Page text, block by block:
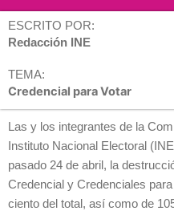
ESCRITO POR:
Redacción INE
TEMA:
Credencial para Votar
Las y los integrantes de la
Instituto Nacional Electoral
pasado 24 de abril, la
Credencial y Credenciales
ciento del total, así como de